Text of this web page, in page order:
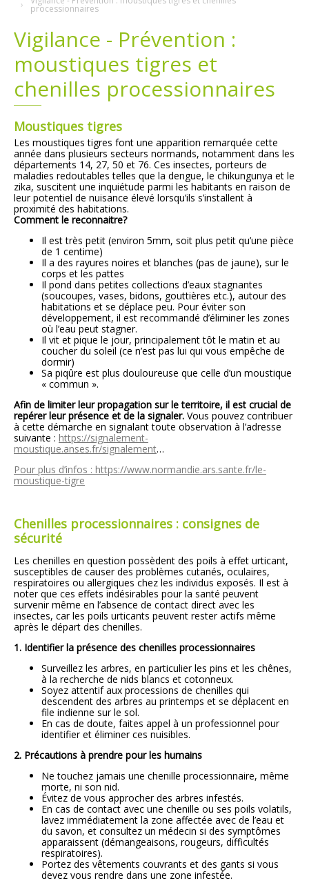
processionnaires
Vigilance - Prévention :
moustiques tigres et
chenilles processionnaires
Moustiques tigres
Les moustiques tigres font une apparition remarquée cette
année dans plusieurs secteurs normands, notamment dans les
départements 14, 27, 50 et 76. Ces insectes, porteurs de
maladies redoutables telles que la dengue, le chikungunya et le
zika, suscitent une inquiétude parmi les habitants en raison de
leur potentiel de nuisance élevé lorsqu’ils s’installent à
proximité des habitations.
Comment le reconnaitre?
Il est très petit (environ 5mm, soit plus petit qu’une pièce
de 1 centime)
Il a des rayures noires et blanches (pas de jaune), sur le
corps et les pattes
Il pond dans petites collections d’eaux stagnantes
(soucoupes, vases, bidons, gouttières etc.), autour des
habitations et se déplace peu. Pour éviter son
développement, il est recommandé d’éliminer les zones
où l’eau peut stagner.
Il vit et pique le jour, principalement tôt le matin et au
coucher du soleil (ce n’est pas lui qui vous empêche de
dormir)
Sa piqûre est plus douloureuse que celle d’un moustique
« commun ».
Afin de limiter leur propagation sur le territoire, il est crucial de
repérer leur présence et de la signaler. Vous pouvez contribuer
à cette démarche en signalant toute observation à l’adresse
suivante : https://signalement-
moustique.anses.fr/signalement…
Pour plus d’infos : https://www.normandie.ars.sante.fr/le-
moustique-tigre
Chenilles processionnaires : consignes de
sécurité
Les chenilles en question possèdent des poils à effet urticant,
susceptibles de causer des problèmes cutanés, oculaires,
respiratoires ou allergiques chez les individus exposés. Il est à
noter que ces effets indésirables pour la santé peuvent
survenir même en l’absence de contact direct avec les
insectes, car les poils urticants peuvent rester actifs même
après le départ des chenilles.
1. Identifier la présence des chenilles processionnaires
Surveillez les arbres, en particulier les pins et les chênes,
à la recherche de nids blancs et cotonneux.
Soyez attentif aux processions de chenilles qui
descendent des arbres au printemps et se déplacent en
file indienne sur le sol.
En cas de doute, faites appel à un professionnel pour
identifier et éliminer ces nuisibles.
2. Précautions à prendre pour les humains
Ne touchez jamais une chenille processionnaire, même
morte, ni son nid.
Évitez de vous approcher des arbres infestés.
En cas de contact avec une chenille ou ses poils volatils,
lavez immédiatement la zone affectée avec de l’eau et
du savon, et consultez un médecin si des symptômes
apparaissent (démangeaisons, rougeurs, difficultés
respiratoires).
Portez des vêtements couvrants et des gants si vous
devez vous rendre dans une zone infestée.
Demandes légales
Emploi
Marchés publics